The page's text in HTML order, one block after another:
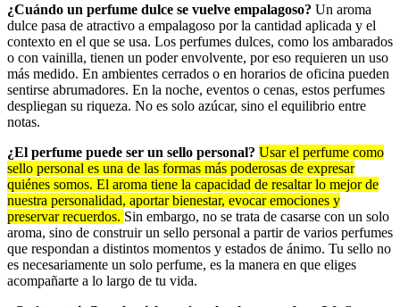
¿Cuándo un perfume dulce se vuelve empalagoso? Un aroma
dulce pasa de atractivo a empalagoso por la cantidad aplicada y el
contexto en el que se usa. Los perfumes dulces, como los ambarados
o con vainilla, tienen un poder envolvente, por eso requieren un uso
más medido. En ambientes cerrados o en horarios de oficina pueden
sentirse abrumadores. En la noche, eventos o cenas, estos perfumes
despliegan su riqueza. No es solo azúcar, sino el equilibrio entre
notas.
¿El perfume puede ser un sello personal? Usar el perfume como
sello personal es una de las formas más poderosas de expresar
quiénes somos. El aroma tiene la capacidad de resaltar lo mejor de
nuestra personalidad, aportar bienestar, evocar emociones y
preservar recuerdos. Sin embargo, no se trata de casarse con un solo
aroma, sino de construir un sello personal a partir de varios perfumes
que respondan a distintos momentos y estados de ánimo. Tu sello no
es necesariamente un solo perfume, es la manera en que eliges
acompañarte a lo largo de tu vida.